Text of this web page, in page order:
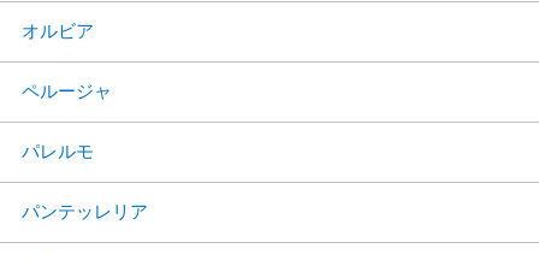
オルビア
ペルージャ
パレルモ
パンテッレリア